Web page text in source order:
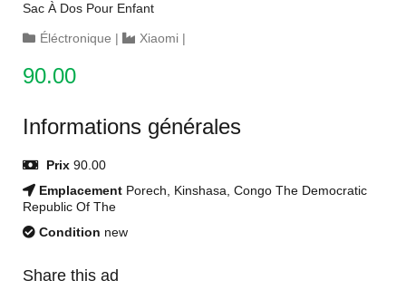
Sac À Dos Pour Enfant
Éléctronique | Xiaomi |
90.00
Informations générales
Prix 90.00
Emplacement Porech, Kinshasa, Congo The Democratic
Republic Of The
Condition new
Share this ad